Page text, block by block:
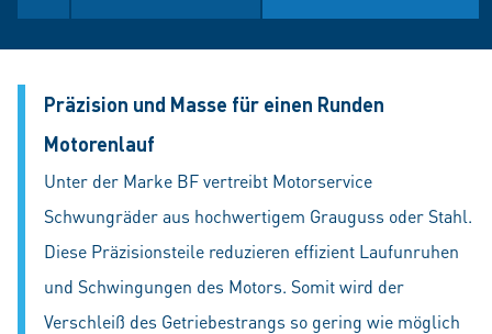
Präzision und Masse für einen Runden
Motorenlauf
Unter der Marke BF vertreibt Motorservice
Schwungräder aus hochwertigem Grauguss oder Stahl.
Diese Präzisionsteile reduzieren effizient Laufunruhen
und Schwingungen des Motors. Somit wird der
Verschleiß des Getriebestrangs so gering wie möglich